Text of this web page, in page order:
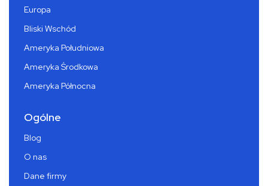
Europa
Bliski Wschód
Ameryka Południowa
Ameryka Środkowa
Ameryka Północna
Ogólne
Blog
O nas
Dane firmy